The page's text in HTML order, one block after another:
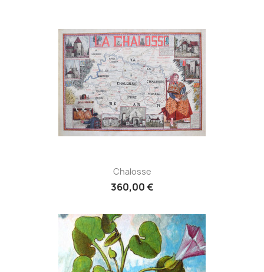
Chalosse
360,00 €